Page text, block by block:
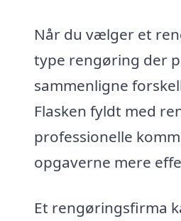
Når du vælger et
type rengøring der
sammenligne
Flasken fyldt med
professionelle
opgaverne mere
Et rengøringsfirma